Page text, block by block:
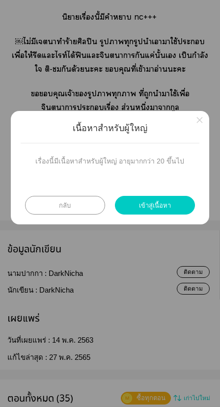
นิยายเรื่องนี้มีคำา nc+++
￼ไม่มีเาทำร้ายศิลปิน รูปาทุกรูปนำเาาใช้ะ
เพื่อให้รีดแะไท์ได้ฟินแะจินตนาการกันแค่นั้นเ เป็นกำลัง
ใ ติ-กันด้วยะะ คุณที่เข้าาอ่านะะ
คุณเจ้ารูปาทุกา ที่ถูกนำาใช้เพื่อ
จินตนาการะเรื่อง ส่วนหนึ่งาากูล
เกิลแะอินาแ ส่วนใหญ่ะมีเครดิตติดะอยู่
ใาเรียบร้อย
ข้อมูลนักเขียน
นามปากกา : DarkNicha ติดตาม
นักเขียน : DarkNicha ติดตาม
เผยแพร่
วันที่เผยแพร่ : 14 พ.ค. 2563
แก้ไขล่าสุด : 27 พ.ค. 2565
ตอนทั้งหมด (35) เก่าไปใหม่
ซื้อทุกตอน
เนื้อหาสำหรับผู้ใหญ่
เรื่องนี้มีเนื้อหาสำหรับผู้ใหญ่ อายุมากกว่า 20 ขึ้นไป
กลับ เข้าสู่เนื้อหา
×